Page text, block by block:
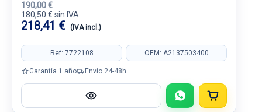
190,00 €
180,50 € sin IVA.
218,41 € (IVA incl.)
Ref: 7722108 OEM: A2137503400
Garantía 1 año Envío 24-48h